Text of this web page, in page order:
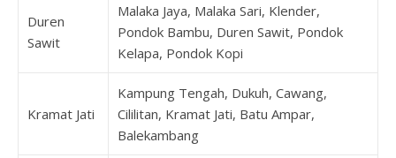
Duren
Sawit
Malaka Jaya, Malaka Sari, Klender,
Pondok Bambu, Duren Sawit, Pondok
Kelapa, Pondok Kopi
Kramat Jati
Kampung Tengah, Dukuh, Cawang,
Cililitan, Kramat Jati, Batu Ampar,
Balekambang